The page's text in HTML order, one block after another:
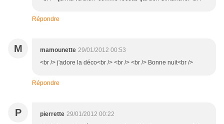
Répondre
M mamounette 29/01/2012 00:53
<br /> j'adore la déco<br /> <br /> <br /> Bonne nuit<br />
Répondre
P pierrette 29/01/2012 00:22